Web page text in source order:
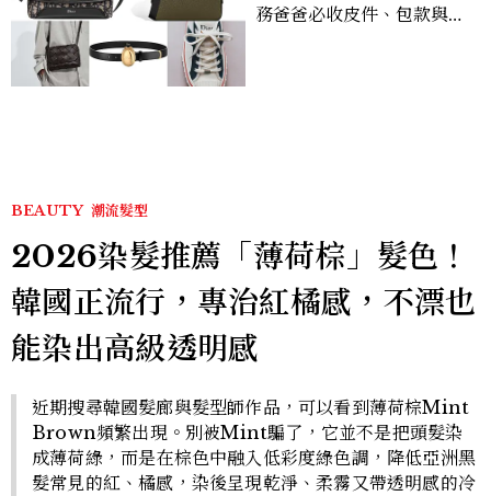
務爸爸必收皮件、包款與鞋
BEAUTY 潮流髮型
2026染髮推薦「薄荷棕」髮色！
韓國正流行，專治紅橘感，不漂也
能染出高級透明感
近期搜尋韓國髮廊與髮型師作品，可以看到薄荷棕Mint
Brown頻繁出現。別被Mint騙了，它並不是把頭髮染
成薄荷綠，而是在棕色中融入低彩度綠色調，降低亞洲黑
髮常見的紅、橘感，染後呈現乾淨、柔霧又帶透明感的冷